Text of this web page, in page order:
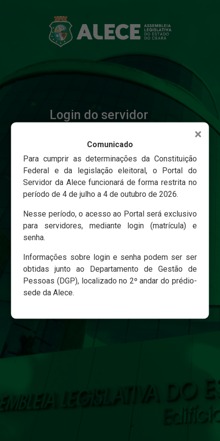
Login do servidor
Senha
Esqueci minha senha
×
Comunicado
Para cumprir as determinações da Constituição
Federal e da legislação eleitoral, o Portal do
Servidor da Alece funcionará de forma restrita no
período de 4 de julho a 4 de outubro de 2026.
Nesse período, o acesso ao Portal será exclusivo
para servidores, mediante login (matrícula) e
senha.
Informações sobre login e senha podem ser ser
obtidas junto ao Departamento de Gestão de
Pessoas (DGP), localizado no 2º andar do prédio-
sede da Alece.